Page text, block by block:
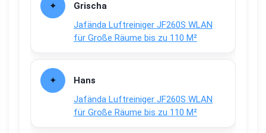
Grischa
Jafända Luftreiniger JF260S WLAN
für Große Räume bis zu 110 M²
Hans
Jafända Luftreiniger JF260S WLAN
für Große Räume bis zu 110 M²